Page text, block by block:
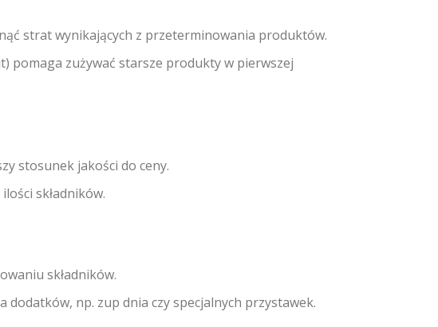
strat wynikających z przeterminowania produktów.
pomaga zużywać starsze produkty w pierwszej
stosunek jakości do ceny.
składników.
składników.
np. zup dnia czy specjalnych przystawek.